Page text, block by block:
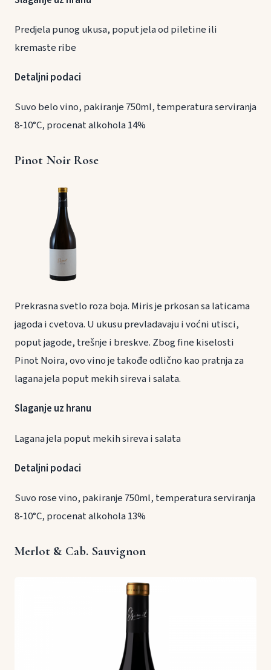
Predjela punog ukusa, poput jela od piletine ili
kremaste ribe
Detaljni podaci
Suvo belo vino, pakiranje 750ml, temperatura serviranja
8-10°C, procenat alkohola 14%
Pinot Noir Rose
Prekrasna svetlo roza boja. Miris je prkosan sa laticama
jagoda i cvetova. U ukusu prevladavaju i voćni utisci,
poput jagode, trešnje i breskve. Zbog fine kiselosti
Pinot Noira, ovo vino je takođe odlično kao pratnja za
lagana jela poput mekih sireva i salata.
Slaganje uz hranu
Lagana jela poput mekih sireva i salata
Detaljni podaci
Suvo rose vino, pakiranje 750ml, temperatura serviranja
8-10°C, procenat alkohola 13%
Merlot & Cab. Sauvignon